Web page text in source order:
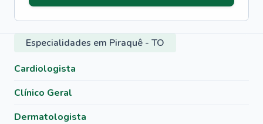
Especialidades em Piraquê - TO
Cardiologista
Clínico Geral
Dermatologista